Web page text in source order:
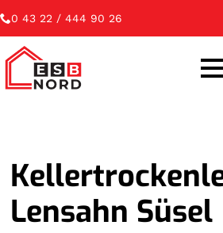
0 43 22 / 444 90 26
Lensahn Süsel